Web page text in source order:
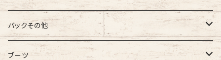
バギーマーク
バギーマーク
バギーマークミニ
バックその他
バギーポケット
ブーツ